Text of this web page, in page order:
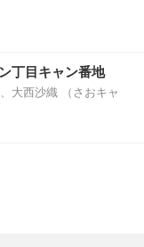
丁目キャン番地
大西沙織 （さおキャ